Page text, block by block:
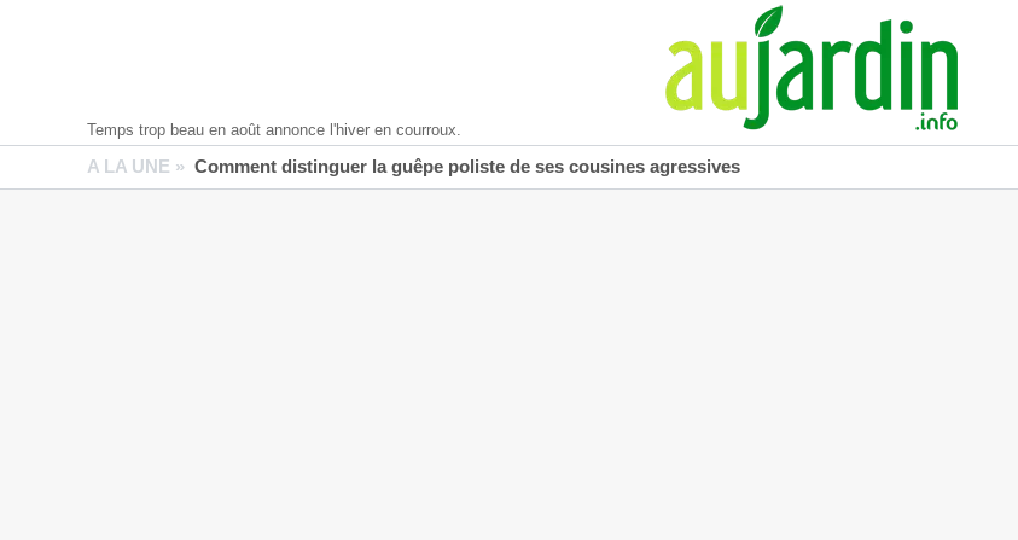
Temps trop beau en août annonce l'hiver en courroux.
A LA UNE » Comment distinguer la guêpe poliste de ses cousines agressives